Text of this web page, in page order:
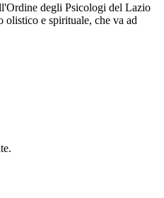
degli Psicologi del Lazio
e spirituale, che va ad